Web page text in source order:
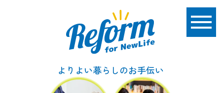
よりよい暮らしのお手伝い